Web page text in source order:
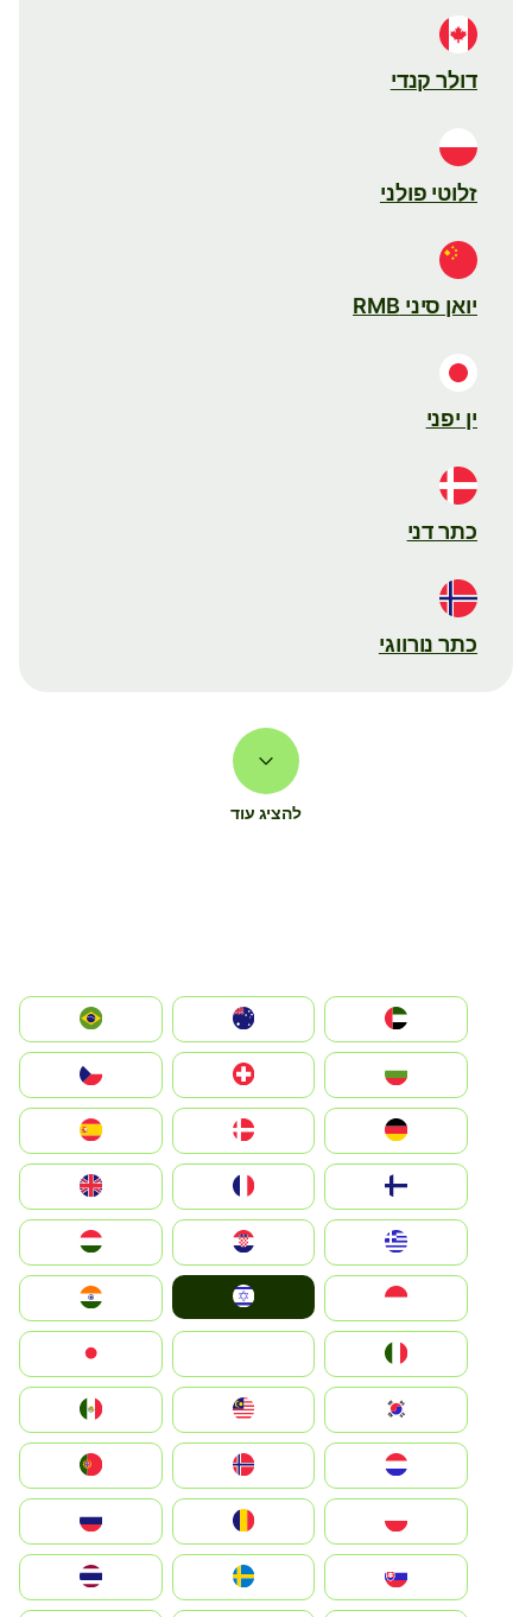
דולר קנדי
זלוטי פולני
יואן סיני RMB
ין יפני
כתר דני
כתר נורווגי
להציג עוד
الإمارات العربية المتحدة
Australia
България
Switzerland
Czechia
Deutschland
Denmark
United Kingdom
Hrvatska
Magyarország
Indonesia
South Korea
Nederland
Portugal
România
Slovensko